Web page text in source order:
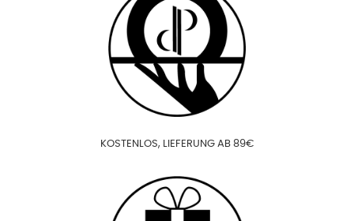
KOSTENLOS, LIEFERUNG AB 89€